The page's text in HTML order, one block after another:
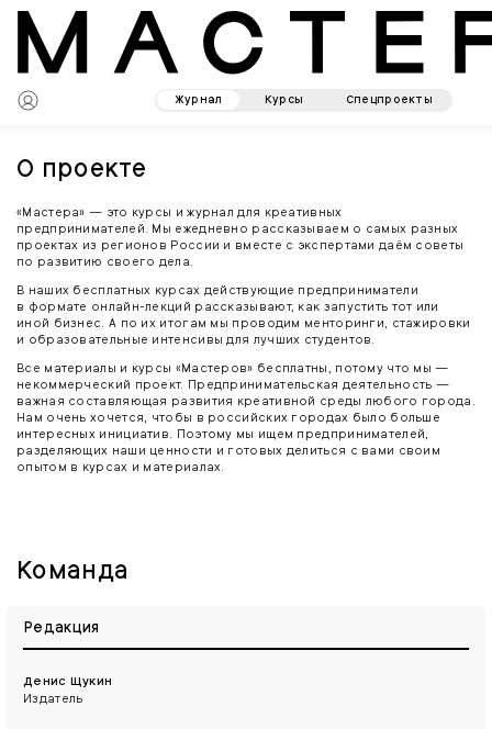
Журнал Курсы Спецпроекты
О проекте
«Мастера» — это курсы и журнал для креативных
предпринимателей. Мы ежедневно рассказываем о самых разных
проектах из регионов России и вместе с экспертами даём советы
по развитию своего дела.
В наших бесплатных курсах действующие предприниматели
в формате онлайн-лекций рассказывают, как запустить тот или
иной бизнес. А по их итогам мы проводим менторинги, стажировки
и образовательные интенсивы для лучших студентов.
Все материалы и курсы «Мастеров» бесплатны, потому что мы —
некоммерческий проект. Предпринимательская деятельность —
важная составляющая развития креативной среды любого города.
Нам очень хочется, чтобы в российских городах было больше
интересных инициатив. Поэтому мы ищем предпринимателей,
разделяющих наши ценности и готовых делиться с вами своим
опытом в курсах и материалах.
Команда
Редакция
Денис Щукин
Издатель